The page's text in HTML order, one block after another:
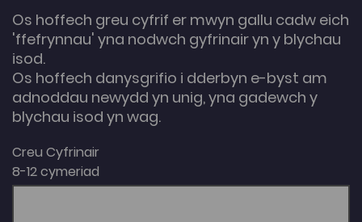
Os hoffech greu cyfrif er mwyn gallu cadw eich
'ffefrynnau' yna nodwch gyfrinair yn y blychau
isod.
Os hoffech danysgrifio i dderbyn e-byst am
adnoddau newydd yn unig, yna gadewch y
blychau isod yn wag.
Creu Cyfrinair
8-12 cymeriad